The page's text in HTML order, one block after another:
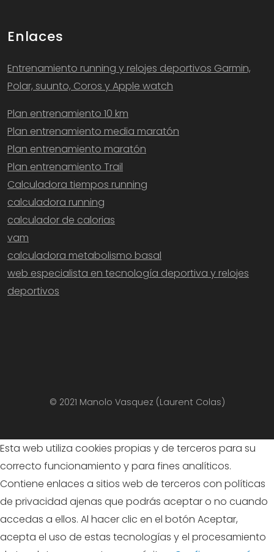
Enlaces
Entrenamiento running y relojes deportivos Garmin,
Polar, suunto, Coros y Apple watch
Plan entrenamiento 10 km
Plan entrenamiento media maratón
Plan entrenamiento maratón
Plan entrenamiento Trail
Calculadora tiempos running
calculadora running
calculador de calorias
vam
calculadora metabolismo basal
web especialista en tecnología deportiva y relojes
deportivos
© 2021 Manolo Vasquez (Laurent Colas)
Esta web utiliza cookies propias y de terceros para su
correcto funcionamiento y para fines analíticos.
Contiene enlaces a sitios web de terceros con políticas
de privacidad ajenas que podrás aceptar o no cuando
accedas a ellos. Al hacer clic en el botón Aceptar,
acepta el uso de estas tecnologías y el procesamiento